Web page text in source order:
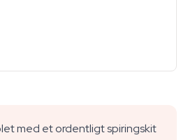
med et ordentligt spiringskit